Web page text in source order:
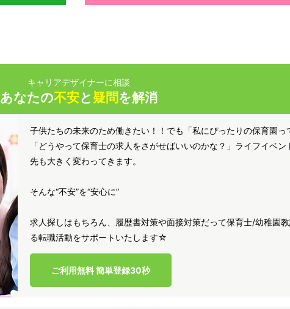
キャリアデザイナーに相談
あなたの不安と 疑問 を解消
子供たちの未来のため働きたい！！でも「私にぴったりの保育園っ
「どうやって保育士の求人をさがせばいいのかな？」ライフイベン
先も大きく変わってきます。
そんな“不安”を“安心に”
求人探しはもちろん、履歴書対策や面接対策だって保育士/幼稚園
る転職活動をサポートいたします☆
ご利用無料 簡単登録30秒